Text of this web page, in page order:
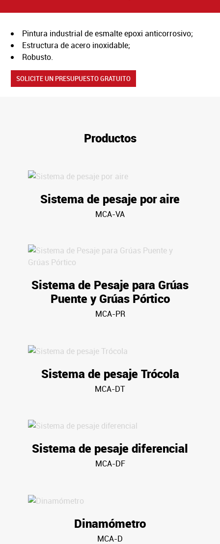
LIVRO RECLAMAÇÕES ONLINE
Pintura industrial de esmalte epoxi anticorrosivo;
Estructura de acero inoxidable;
Robusto.
SOLICITE UN PRESUPUESTO GRATUITO
Productos
Sistema de pesaje por aire
MCA-VA
Sistema de Pesaje para Grúas
Puente y Grúas Pórtico
MCA-PR
Sistema de pesaje Trócola
MCA-DT
Sistema de pesaje diferencial
MCA-DF
Dinamómetro
MCA-D